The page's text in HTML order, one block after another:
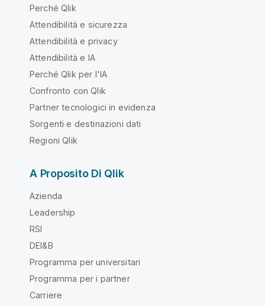
Perché Qlik
Attendibilità e sicurezza
Attendibilità e privacy
Attendibilità e IA
Perché Qlik per l'IA
Confronto con Qlik
Partner tecnologici in evidenza
Sorgenti e destinazioni dati
Regioni Qlik
A Proposito Di Qlik
Azienda
Leadership
RSI
DEI&B
Programma per universitari
Programma per i partner
Carriere